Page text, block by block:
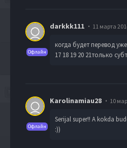
Офлайн
darkkk111 11 марта
когда будет перевод
17 18 19 20 21только
Офлайн
Karolinamiau28 10
Serijal super!! A kokda
:))